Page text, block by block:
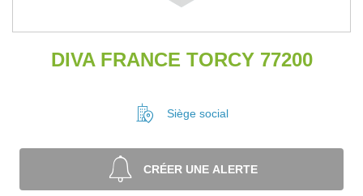
DIVA FRANCE TORCY 77200
Siège social
CRÉER UNE ALERTE